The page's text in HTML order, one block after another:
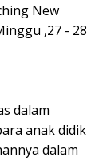
New
,27 - 28
dalam
anak didik
dalam